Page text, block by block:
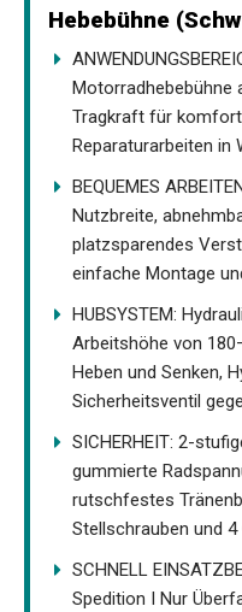
Hebebühne
Motorradhebebühne
Tragkraft für
Reparaturarbeiten in
BEQUEMES
Nutzbreite,
platzsparendes
einfache Montage
HUBSYSTEM:
Arbeitshöhe von
Heben und Senken,
Sicherheitsventil
SICHERHEIT: 2-
gummierte
rutschfestes
Stellschrauben und
SCHNELL
Spedition I Nur